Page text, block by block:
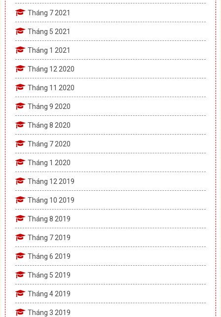
Tháng 7 2021
Tháng 5 2021
Tháng 1 2021
Tháng 12 2020
Tháng 11 2020
Tháng 9 2020
Tháng 8 2020
Tháng 7 2020
Tháng 1 2020
Tháng 12 2019
Tháng 10 2019
Tháng 8 2019
Tháng 7 2019
Tháng 6 2019
Tháng 5 2019
Tháng 4 2019
Tháng 3 2019